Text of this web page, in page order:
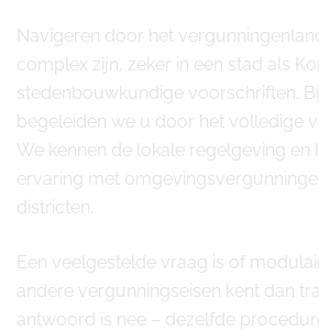
Navigeren door het
complex zijn, zeker in een stad als
stedenbouwkundige voorschriften.
begeleiden we u door het volledige
We kennen de lokale regelgeving en
ervaring met
districten.
Een veelgestelde vraag is of
andere vergunningseisen kent dan
antwoord is nee – dezelfde